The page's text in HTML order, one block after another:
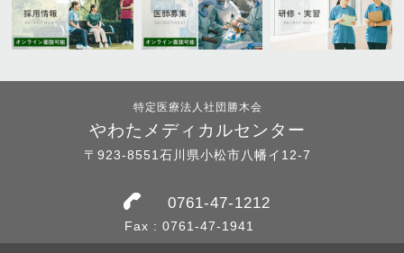
特定医療法人社団勝木会
やわたメディカルセンター
〒923-8551石川県小松市八幡イ12-7
0761-47-1212
Fax : 0761-47-1941